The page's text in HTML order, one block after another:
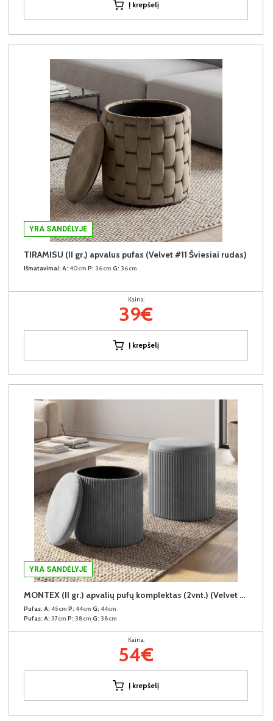
Į krepšelį
YRA SANDĖLYJE
TIRAMISU (II gr.) apvalus pufas (Velvet #11 Šviesiai rudas)
Išmatavimai: A: 40cm P: 36cm G: 36cm
Kaina:
39€
Į krepšelį
YRA SANDĖLYJE
MONTEX (II gr.) apvalių pufų komplektas (2vnt.) (Velvet #13 Šviesiai pilkas)
Pufas: A: 45cm P: 44cm G: 44cm
Pufas: A: 37cm P: 38cm G: 38cm
Kaina:
54€
Į krepšelį